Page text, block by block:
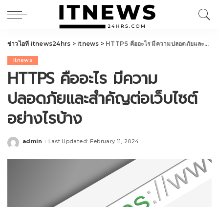
ข่าวไอที itnews24hrs > itnews > HTTPS คืออะไร มีความปลอดภัยและสำคัญต่อเว็บไซต์อย่างไรบ้าง
itnews
HTTPS คืออะไร มีความ
ปลอดภัยและสำคัญต่อเว็บไซต์
อย่างไรบ้าง
Posted
admin Last Updated: February 11, 2024